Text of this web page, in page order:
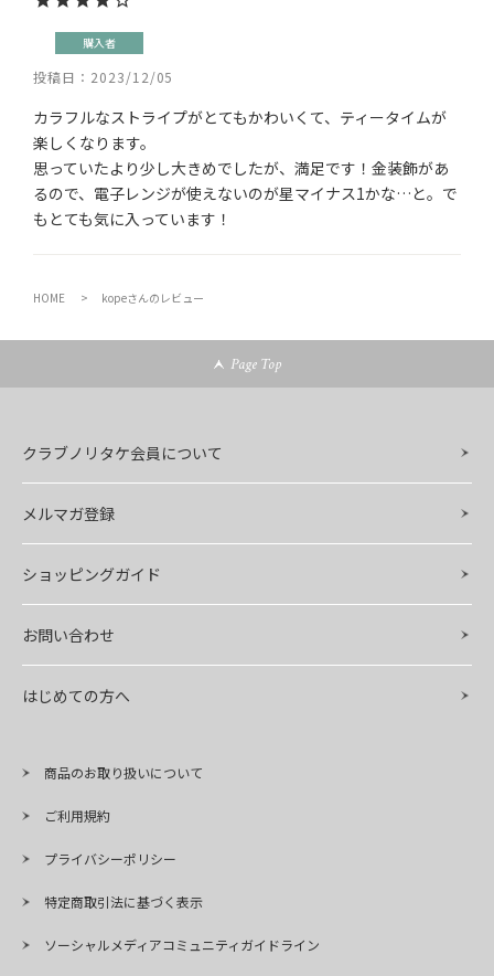
購入者
投稿日 2023/12/05
カラフルなストライプがとてもかわいくて、ティータイムが
楽しくなります。
思っていたより少し大きめでしたが、満足です！金装飾があ
るので、電子レンジが使えないのが星マイナス1かな…と。で
もとても気に入っています！
HOME kopeさんのレビュー
Page Top
クラブノリタケ会員について
メルマガ登録
ショッピングガイド
お問い合わせ
はじめての方へ
商品のお取り扱いについて
ご利用規約
プライバシーポリシー
特定商取引法に基づく表示
ソーシャルメディアコミュニティガイドライン